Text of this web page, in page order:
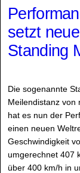
setzt
Standing
Die sogenannte
Meilendistanz von
hat es nun der
einen neuen
Geschwindigkeit
umgerechnet 407
über 400 km/h in